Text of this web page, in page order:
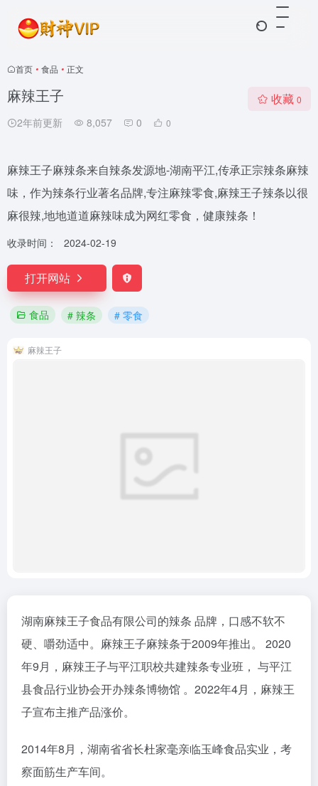
首页 • 食品 • 正文
麻辣王子
2年前更新 8,057 0 0
收藏 0
麻辣王子麻辣条来自辣条发源地-湖南平江,传承正宗辣条麻辣
味，作为辣条行业著名品牌,专注麻辣零食,麻辣王子辣条以很
麻很辣,地地道道麻辣味成为网红零食，健康辣条！
收录时间： 2024-02-19
打开网站
食品 # 辣条 # 零食
麻辣王子
湖南麻辣王子食品有限公司的辣条 品牌，口感不软不
硬、嚼劲适中。麻辣王子麻辣条于2009年推出。 2020
年9月，麻辣王子与平江职校共建辣条专业班， 与平江
县食品行业协会开办辣条博物馆 。2022年4月，麻辣王
子宣布主推产品涨价。
2014年8月，湖南省省长杜家毫亲临玉峰食品实业，考
察面筋生产车间。